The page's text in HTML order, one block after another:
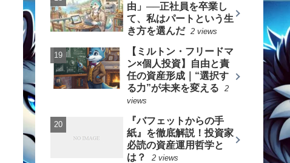
由」──正社員を卒業し
て、私はパートという生
き方を選んだ 2 views
【ミルトン・フリードマ
ン×個人投資】自由と責
任の資産形成｜“選択す
る力”が未来を変える
2
views
『バフェットからの手
紙』を徹底解説！投資家
必読の資産運用哲学と
は？
2 views